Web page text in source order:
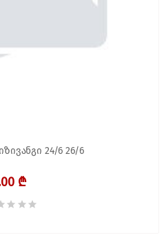
სტეპლერი ვიზივანგი 24/6 26/6
₾